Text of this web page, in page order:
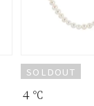
SOLDOUT
４℃